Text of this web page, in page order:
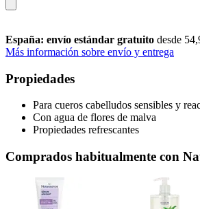
España: envío estándar gratuito desde
Más información sobre envío y entrega
Propiedades
Para cueros cabelludos sensibles y
Con agua de flores de malva
Propiedades refrescantes
Comprados habitualmente con